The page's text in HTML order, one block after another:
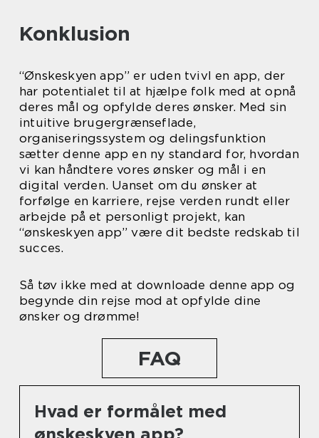
Konklusion
“Ønskeskyen app” er uden tvivl en app, der
har potentialet til at hjælpe folk med at opnå
deres mål og opfylde deres ønsker. Med sin
intuitive brugergrænseflade,
organiseringssystem og delingsfunktion
sætter denne app en ny standard for, hvordan
vi kan håndtere vores ønsker og mål i en
digital verden. Uanset om du ønsker at
forfølge en karriere, rejse verden rundt eller
arbejde på et personligt projekt, kan
“ønskeskyen app” være dit bedste redskab til
succes.
Så tøv ikke med at downloade denne app og
begynde din rejse mod at opfylde dine
ønsker og drømme!
FAQ
Hvad er formålet med